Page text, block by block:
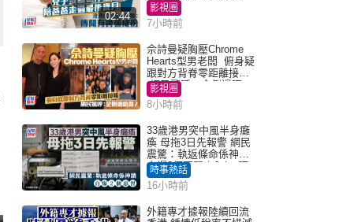
02:44
難：傳聞有誇張成份
影視圈
7小時前
佘詩曼疑胸壓Chrome
Hearts型男老闆 俯身疑
跟對方背脊零距離接觸
網民驚呼：企側邊唔
得？
影視圈
8小時前
33歲港男突中風半身癱
瘓 母拖3日先報警 網民
震驚：執返條命係神蹟
自爆2個惡習｜Juicy叮
時事熱話
16小時前
外籍專才據報陸續回流